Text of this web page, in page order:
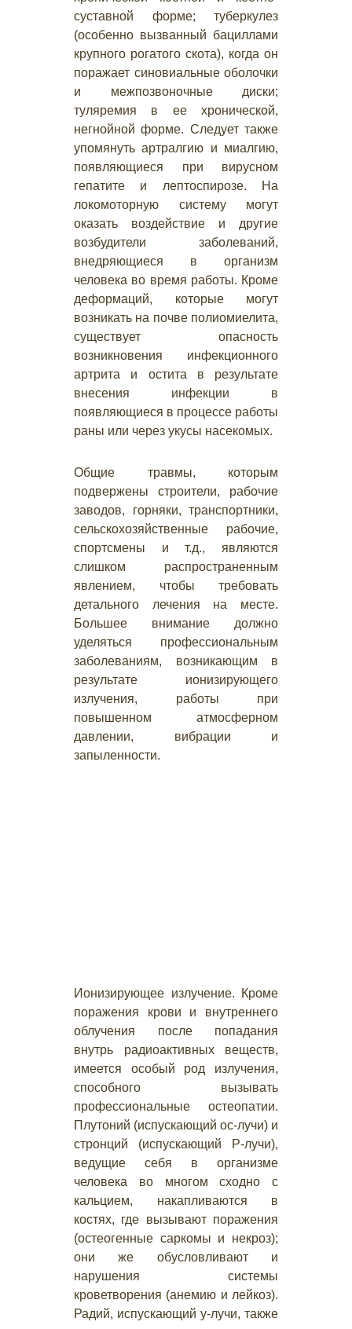
суставной форме; туберкулез
(особенно вызванный бациллами
крупного рогатого скота), когда он
поражает синовиальные оболочки
и межпозвоночные диски;
туляремия в ее хронической,
негнойной форме. Следует также
упомянуть артралгию и миалгию,
появляющиеся при вирусном
гепатите и лептоспирозе. На
локомоторную систему могут
оказать воздействие и другие
возбудители заболеваний,
внедряющиеся в организм
человека во время работы. Кроме
деформаций, которые могут
возникать на почве полиомиелита,
существует опасность
возникновения инфекционного
артрита и остита в результате
внесения инфекции в
появляющиеся в процессе работы
раны или через укусы насекомых.
Общие травмы, которым
подвержены строители, рабочие
заводов, горняки, транспортники,
сельскохозяйственные рабочие,
спортсмены и т.д., являются
слишком распространенным
явлением, чтобы требовать
детального лечения на месте.
Большее внимание должно
уделяться профессиональным
заболеваниям, возникающим в
результате ионизирующего
излучения, работы при
повышенном атмосферном
давлении, вибрации и
запыленности.
Ионизирующее излучение. Кроме
поражения крови и внутреннего
облучения после попадания
внутрь радиоактивных веществ,
имеется особый род излучения,
способного вызывать
профессиональные остеопатии.
Плутоний (испускающий ос-лучи) и
стронций (испускающий Р-лучи),
ведущие себя в организме
человека во многом сходно с
кальцием, накапливаются в
костях, где вызывают поражения
(остеогенные саркомы и некроз);
они же обусловливают и
нарушения системы
кроветворения (анемию и лейкоз).
Радий, испускающий у-лучи, также